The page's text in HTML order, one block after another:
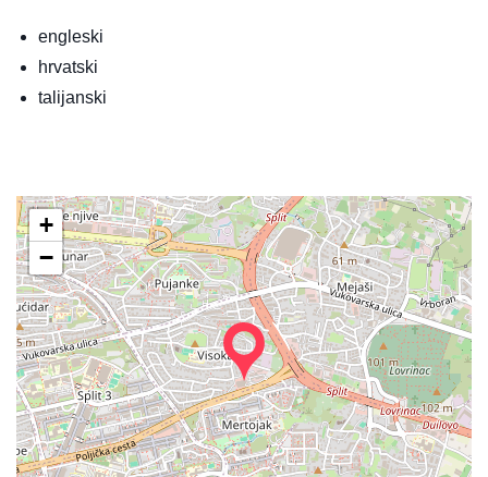
engleski
hrvatski
talijanski
+
−